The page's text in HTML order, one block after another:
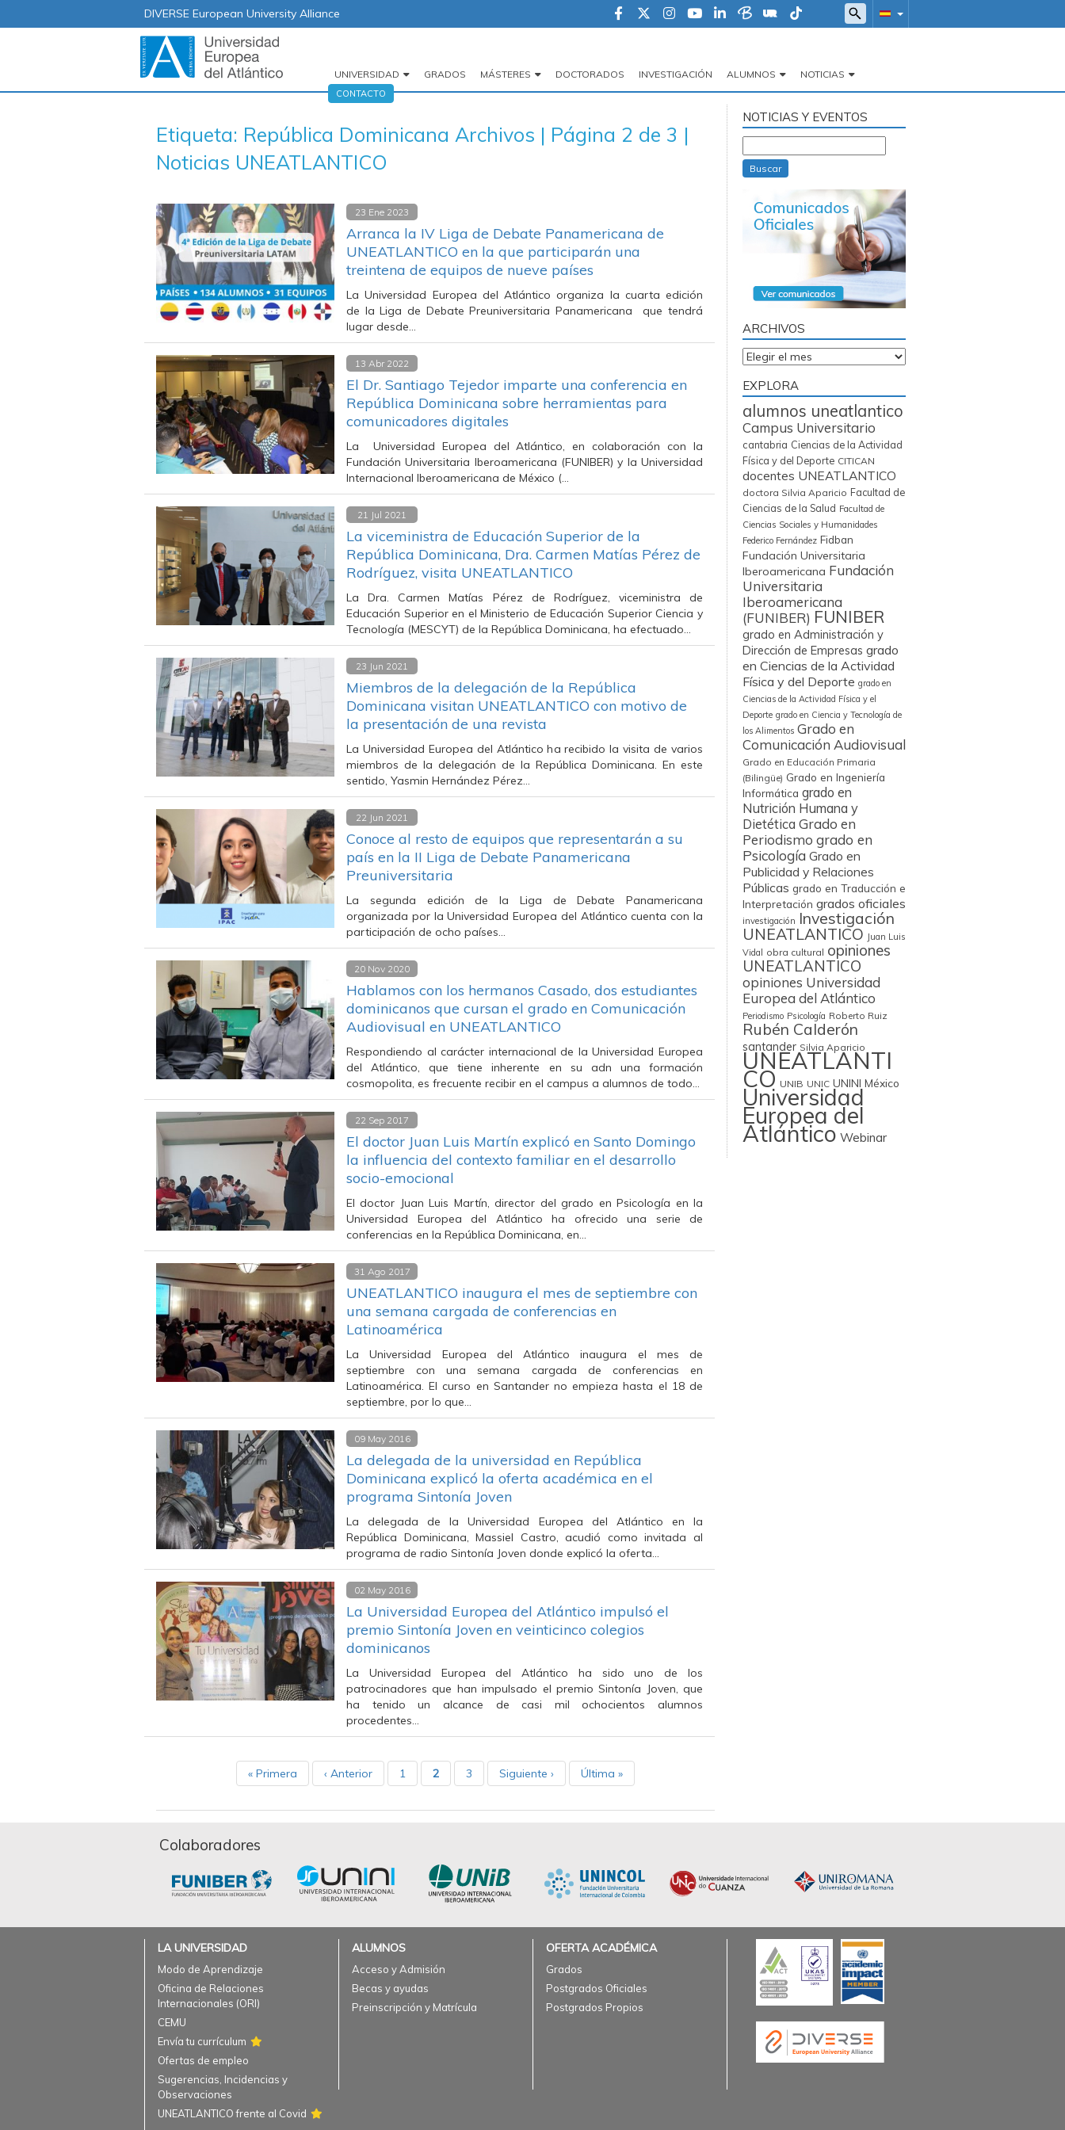
DIVERSE European University Alliance
Navegación
UNIVERSIDAD GRADOS MÁSTERES DOCTORADOS INVESTIGACIÓN ALUMNOS NOTICIAS
CONTACTO
Etiqueta: República Dominicana Archivos | Página 2 de 3 |
Noticias UNEATLANTICO
23 Ene 2023
Arranca la IV Liga de Debate Panamericana de
UNEATLANTICO en la que participarán una
treintena de equipos de nueve países
La Universidad Europea del Atlántico organiza la cuarta edición
de la Liga de Debate Preuniversitaria Panamericana que tendrá
lugar desde…
13 Abr 2022
El Dr. Santiago Tejedor imparte una conferencia en
República Dominicana sobre herramientas para
comunicadores digitales
La Universidad Europea del Atlántico, en colaboración con la
Fundación Universitaria Iberoamericana (FUNIBER) y la Universidad
Internacional Iberoamericana de México (…
21 Jul 2021
La viceministra de Educación Superior de la
República Dominicana, Dra. Carmen Matías Pérez de
Rodríguez, visita UNEATLANTICO
La Dra. Carmen Matías Pérez de Rodríguez, viceministra de
Educación Superior en el Ministerio de Educación Superior Ciencia y
Tecnología (MESCYT) de la República Dominicana, ha efectuado…
23 Jun 2021
Miembros de la delegación de la República
Dominicana visitan UNEATLANTICO con motivo de
la presentación de una revista
La Universidad Europea del Atlántico ha recibido la visita de varios
miembros de la delegación de la República Dominicana. En este
sentido, Yasmin Hernández Pérez…
22 Jun 2021
Conoce al resto de equipos que representarán a su
país en la II Liga de Debate Panamericana
Preuniversitaria
La segunda edición de la Liga de Debate Panamericana
organizada por la Universidad Europea del Atlántico cuenta con la
participación de ocho países…
20 Nov 2020
Hablamos con los hermanos Casado, dos estudiantes
dominicanos que cursan el grado en Comunicación
Audiovisual en UNEATLANTICO
Respondiendo al carácter internacional de la Universidad Europea
del Atlántico, que tiene inherente en su adn una formación
cosmopolita, es frecuente recibir en el campus a alumnos de todo…
22 Sep 2017
El doctor Juan Luis Martín explicó en Santo Domingo
la influencia del contexto familiar en el desarrollo
socio-emocional
El doctor Juan Luis Martín, director del grado en Psicología en la
Universidad Europea del Atlántico ha ofrecido una serie de
conferencias en la República Dominicana, en…
31 Ago 2017
UNEATLANTICO inaugura el mes de septiembre con
una semana cargada de conferencias en
Latinoamérica
La Universidad Europea del Atlántico inaugura el mes de
septiembre con una semana cargada de conferencias en
Latinoamérica. El curso en Santander no empieza hasta el 18 de
septiembre, por lo que…
09 May 2016
La delegada de la universidad en República
Dominicana explicó la oferta académica en el
programa Sintonía Joven
La delegada de la Universidad Europea del Atlántico en la
República Dominicana, Massiel Castro, acudió como invitada al
programa de radio Sintonía Joven donde explicó la oferta…
02 May 2016
La Universidad Europea del Atlántico impulsó el
premio Sintonía Joven en veinticinco colegios
dominicanos
La Universidad Europea del Atlántico ha sido uno de los
patrocinadores que han impulsado el premio Sintonía Joven, que
ha tenido un alcance de casi mil ochocientos alumnos
procedentes…
« Primera ‹ Anterior 1 2 3 Siguiente › Última »
NOTICIAS Y EVENTOS
Buscar
ARCHIVOS
Archivos
EXPLORA
alumnos uneatlantico
Campus Universitario
cantabria Ciencias de la Actividad
Física y del Deporte CITICAN
docentes UNEATLANTICO
doctora Silvia Aparicio Facultad de
Ciencias de la Salud Facultad de
Ciencias Sociales y Humanidades
Federico Fernández Fidban
Fundación Universitaria
Iberoamericana Fundación
Universitaria
Iberoamericana
(FUNIBER) FUNIBER
grado en Administración y
Dirección de Empresas grado
en Ciencias de la Actividad
Física y del Deporte grado en
Ciencias de la Actividad Física y el
Deporte grado en Ciencia y Tecnología de
los Alimentos Grado en
Comunicación Audiovisual
Grado en Educación Primaria
(Bilingüe) Grado en Ingeniería
Informática grado en
Nutrición Humana y
Dietética Grado en
Periodismo grado en
Psicología Grado en
Publicidad y Relaciones
Públicas grado en Traducción e
Interpretación grados oficiales
investigación Investigación
UNEATLANTICO Juan Luis
Vidal
obra cultural opiniones
UNEATLANTICO
opiniones Universidad
Europea del Atlántico
Periodismo Psicología Roberto Ruiz
Rubén Calderón
santander Silvia Aparicio
UNEATLANTI
CO UNIB UNIC UNINI México
Universidad
Europea del
Atlántico Webinar
Colaboradores
LA UNIVERSIDAD
Modo de Aprendizaje
Oficina de Relaciones
Internacionales (ORI)
CEMU
Envía tu currículum
Ofertas de empleo
Sugerencias, Incidencias y
Observaciones
UNEATLANTICO frente al Covid
ALUMNOS
Acceso y Admisión
Becas y ayudas
Preinscripción y Matrícula
OFERTA ACADÉMICA
Grados
Postgrados Oficiales
Postgrados Propios